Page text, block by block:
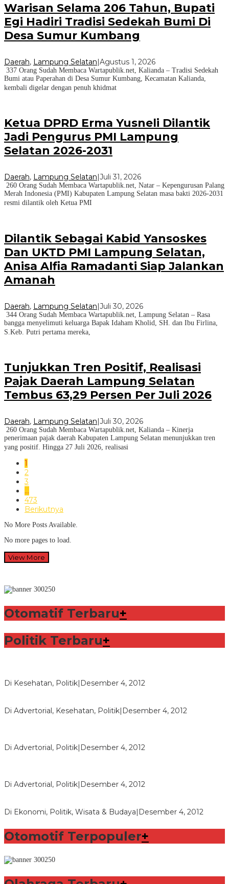
Warisan Selama 206 Tahun, Bupati
Egi Hadiri Tradisi Sedekah Bumi Di
Desa Sumur Kumbang
Daerah, Lampung Selatan|Agustus 1, 2026
337 Orang Sudah Membaca Wartapublik.net, Kalianda – Tradisi Sedekah
Bumi atau Paperahan di Desa Sumur Kumbang, Kecamatan Kalianda,
kembali digelar dengan penuh khidmat
Ketua DPRD Erma Yusneli Dilantik
Jadi Pengurus PMI Lampung
Selatan 2026-2031
Daerah, Lampung Selatan Juli 31, 2026
260 Orang Sudah Membaca Wartapublik.net, Natar – Kepengurusan Palang
Merah Indonesia (PMI) Kabupaten Lampung Selatan masa bakti 2026-2031
resmi dilantik oleh Ketua PMI
Dilantik Sebagai Kabid Yansoskes
Dan UKTD PMI Lampung Selatan,
Anisa Alfia Ramadanti Siap Jalankan
Amanah
Daerah, Lampung Selatan|Juli 30, 2026
344 Orang Sudah Membaca Wartapublik.net, Lampung Selatan – Rasa
bangga menyelimuti keluarga Bapak Idaham Kholid, SH. dan Ibu Firlina,
S.Keb. Putri pertama mereka,
Tunjukkan Tren Positif, Realisasi
Pajak Daerah Lampung Selatan
Tembus 63,29 Persen Per Juli 2026
Daerah, Lampung Selatan Juli 30, 2026
260 Orang Sudah Membaca Wartapublik.net, Kalianda – Kinerja
penerimaan pajak daerah Kabupaten Lampung Selatan menunjukkan tren
yang positif. Hingga 27 Juli 2026, realisasi
1
2
3
…
473
Berikutnya
No More Posts Available.
No more pages to load.
View More
Otomatif Terbaru+
Politik Terbaru+
Di Kesehatan, Politik Desember 4, 2012
Di Advertorial, Kesehatan, Politik Desember 4, 2012
Di Advertorial, Politik Desember 4, 2012
Di Advertorial, Politik Desember 4, 2012
Di Ekonomi, Politik, Wisata & Budaya Desember 4, 2012
Otomotif Terpopuler+